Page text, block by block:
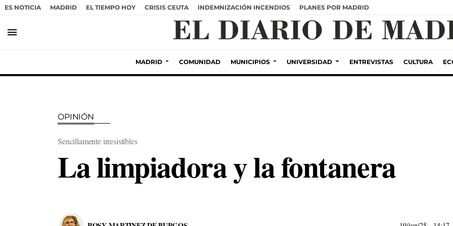
ES NOTICIA MADRID EL TIEMPO HOY CRISIS CEUTA INDEMNIZACIÓN INCENDIOS PLANES POR MADRID
menu
MADRID COMUNIDAD MUNICIPIOS UNIVERSIDAD ENTREVISTAS CULTURA
OPINIÓN
Sencillamente irresistibles
La limpiadora y la fontanera